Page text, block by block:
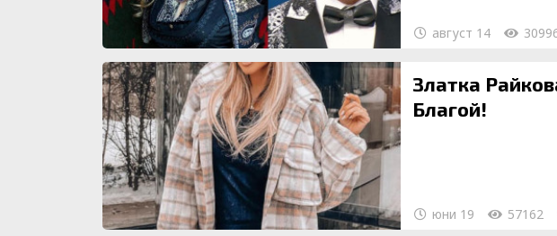
август 14
Златка
Благой!
юни 19 57162